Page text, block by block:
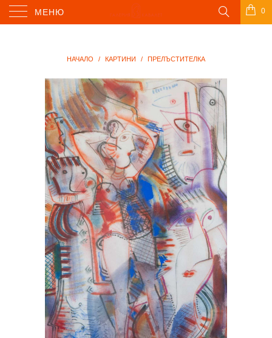
МЕНЮ 0
НАЧАЛО / КАРТИНИ / ПРЕЛЪСТИТЕЛКА